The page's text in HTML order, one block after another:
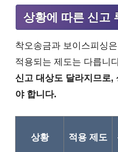
상황에 따른 신고
착오송금과 보이스피싱
적용되는 제도는 다릅니
신고 대상도 달라지므로,
야 합니다.
상황 적용 제도